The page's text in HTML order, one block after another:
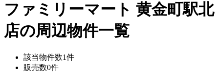
ファミリーマート 黄金町駅北
店の周辺物件一覧
該当物件数1件
販売数0件